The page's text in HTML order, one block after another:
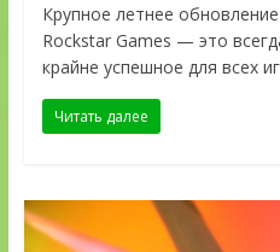
Крупное летнее
Rockstar Games — это
крайне успешное для всех
Читать далее